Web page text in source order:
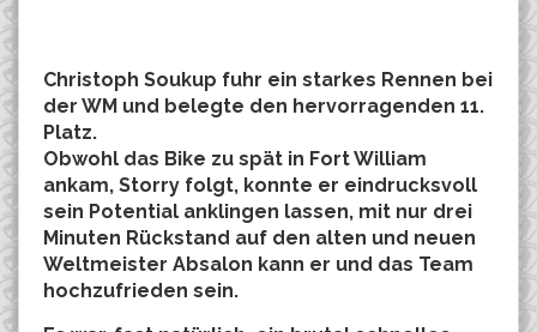
Christoph Soukup fuhr ein starkes Rennen bei
der WM und belegte den hervorragenden 11.
Platz.
Obwohl das Bike zu spät in Fort William
ankam, Storry folgt, konnte er eindrucksvoll
sein Potential anklingen lassen, mit nur drei
Minuten Rückstand auf den alten und neuen
Weltmeister Absalon kann er und das Team
hochzufrieden sein.